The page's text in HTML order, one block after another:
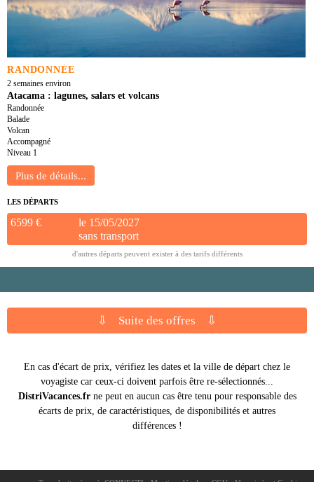
RANDONNÉE
2 semaines environ
Atacama : lagunes, salars et volcans
Randonnée
Balade
Volcan
Accompagné
Niveau 1
LES DÉPARTS
6599 €
le 15/05/2027
sans transport
d'autres départs peuvent exister à des tarifs différents
En cas d'écart de prix, vérifiez les dates et la ville de départ chez le
voyagiste car ceux-ci doivent parfois être re-sélectionnés...
DistriVacances.frne peut en aucun cas être tenu pour responsable des
écarts de prix, de caractéristiques, de disponibilités et autres
différences !